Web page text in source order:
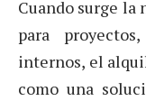
Cuando surge la
para
internos, el
como una